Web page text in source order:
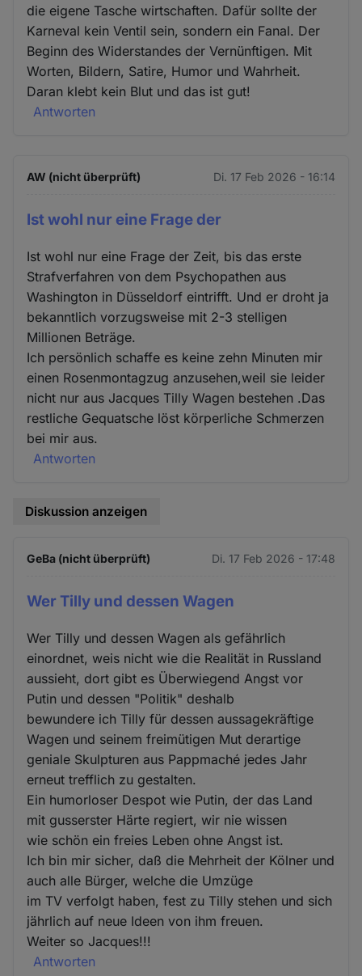
die eigene Tasche wirtschaften. Dafür sollte der
Karneval kein Ventil sein, sondern ein Fanal. Der
Beginn des Widerstandes der Vernünftigen. Mit
Worten, Bildern, Satire, Humor und Wahrheit.
Daran klebt kein Blut und das ist gut!
Antworten
AW (nicht überprüft) Di. 17 Feb 2026 - 16:14
Ist wohl nur eine Frage der
Ist wohl nur eine Frage der Zeit, bis das erste
Strafverfahren von dem Psychopathen aus
Washington in Düsseldorf eintrifft. Und er droht ja
bekanntlich vorzugsweise mit 2-3 stelligen
Millionen Beträge.
Ich persönlich schaffe es keine zehn Minuten mir
einen Rosenmontagzug anzusehen,weil sie leider
nicht nur aus Jacques Tilly Wagen bestehen .Das
restliche Gequatsche löst körperliche Schmerzen
bei mir aus.
Antworten
Diskussion anzeigen
GeBa (nicht überprüft) Di. 17 Feb 2026 - 17:48
Wer Tilly und dessen Wagen
Wer Tilly und dessen Wagen als gefährlich
einordnet, weis nicht wie die Realität in Russland
aussieht, dort gibt es Überwiegend Angst vor
Putin und dessen "Politik" deshalb
bewundere ich Tilly für dessen aussagekräftige
Wagen und seinem freimütigen Mut derartige
geniale Skulpturen aus Pappmaché jedes Jahr
erneut trefflich zu gestalten.
Ein humorloser Despot wie Putin, der das Land
mit gusserster Härte regiert, wir nie wissen
wie schön ein freies Leben ohne Angst ist.
Ich bin mir sicher, daß die Mehrheit der Kölner und
auch alle Bürger, welche die Umzüge
im TV verfolgt haben, fest zu Tilly stehen und sich
jährlich auf neue Ideen von ihm freuen.
Weiter so Jacques!!!
Antworten